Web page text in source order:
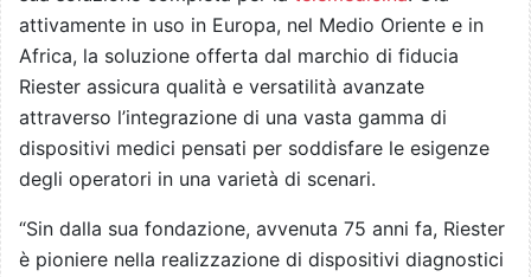
attivamente in uso in Europa, nel Medio Oriente e in
Africa, la soluzione offerta dal marchio di fiducia
Riester assicura qualità e versatilità avanzate
attraverso l’integrazione di una vasta gamma di
dispositivi medici pensati per soddisfare le esigenze
degli operatori in una varietà di scenari.
“Sin dalla sua fondazione, avvenuta 75 anni fa, Riester
è pioniere nella realizzazione di dispositivi diagnostici